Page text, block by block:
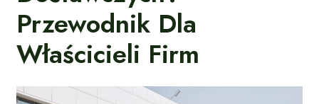
Przewodnik Dla
Właścicieli Firm